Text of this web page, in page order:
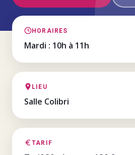
HORAIRES
Mardi : 10h à 11h
LIEU
Salle Colibri
TARIF